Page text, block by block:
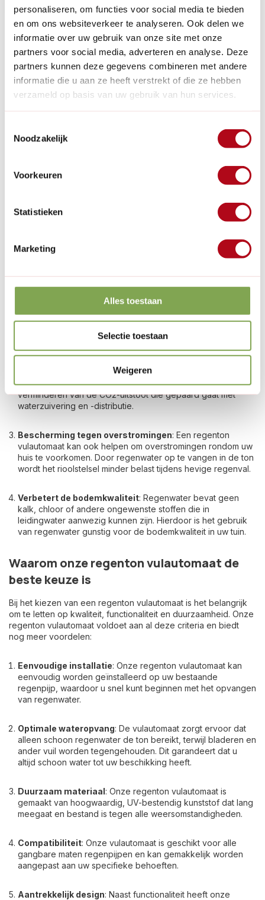
personaliseren, om functies voor social media te bieden
en om ons websiteverkeer te analyseren. Ook delen we
informatie over uw gebruik van onze site met onze
partners voor social media, adverteren en analyse. Deze
partners kunnen deze gegevens combineren met andere
informatie die u aan ze heeft verstrekt of die ze hebben
verzameld op basis van uw gebruik van hun services.
Noodzakelijk
Voorkeuren
Statistieken
Marketing
Alles toestaan
Selectie toestaan
Weigeren
1
Waarom een regenton vulautomaat?
Een regenton vulautomaat is een essentieel onderdeel van
een duurzaam en efficiënt watergebruikssysteem. Met deze
opvangen en gebruiken voor diverse doeleinden, zoals het
besproeien van uw tuin, het wassen van uw auto of het
De voordelen van de regenton
Met een regenton vulautomaat profiteert u van verschillende
: Door regenwater op te vangen en te
Dit draagt bij aan een lagere waterrekening en helpt de
watervoorraden te behouden.
milieuvriendelijk omdat het geen chemicaliën of behandeling
vereist zoals leidingwater. Hierdoor draagt u bij aan het
verminderen van de CO2-uitstoot die gepaard gaat met
waterzuivering en -distributie.
Bescherming tegen overstromingen: Een regenton
vulautomaat kan ook helpen om overstromingen rondom uw
huis te voorkomen. Door regenwater op te vangen in de ton
wordt het rioolstelsel minder belast tijdens hevige regenval.
Verbetert de bodemkwaliteit: Regenwater bevat geen
kalk, chloor of andere ongewenste stoffen die in
leidingwater aanwezig kunnen zijn. Hierdoor is het gebruik
van regenwater gunstig voor de bodemkwaliteit in uw tuin.
Waarom onze regenton vulautomaat de
beste keuze is
Bij het kiezen van een regenton vulautomaat is het belangrijk
om te letten op kwaliteit, functionaliteit en duurzaamheid. Onze
regenton vulautomaat voldoet aan al deze criteria en biedt
nog meer voordelen:
Eenvoudige installatie: Onze regenton vulautomaat kan
eenvoudig worden geïnstalleerd op uw bestaande
regenpijp, waardoor u snel kunt beginnen met het opvangen
van regenwater.
Optimale wateropvang: De vulautomaat zorgt ervoor dat
alleen schoon regenwater de ton bereikt, terwijl bladeren en
ander vuil worden tegengehouden. Dit garandeert dat u
altijd schoon water tot uw beschikking heeft.
Duurzaam materiaal: Onze regenton vulautomaat is
gemaakt van hoogwaardig, UV-bestendig kunststof dat lang
meegaat en bestand is tegen alle weersomstandigheden.
Compatibiliteit: Onze vulautomaat is geschikt voor alle
gangbare maten regenpijpen en kan gemakkelijk worden
aangepast aan uw specifieke behoeften.
Aantrekkelijk design: Naast functionaliteit heeft onze